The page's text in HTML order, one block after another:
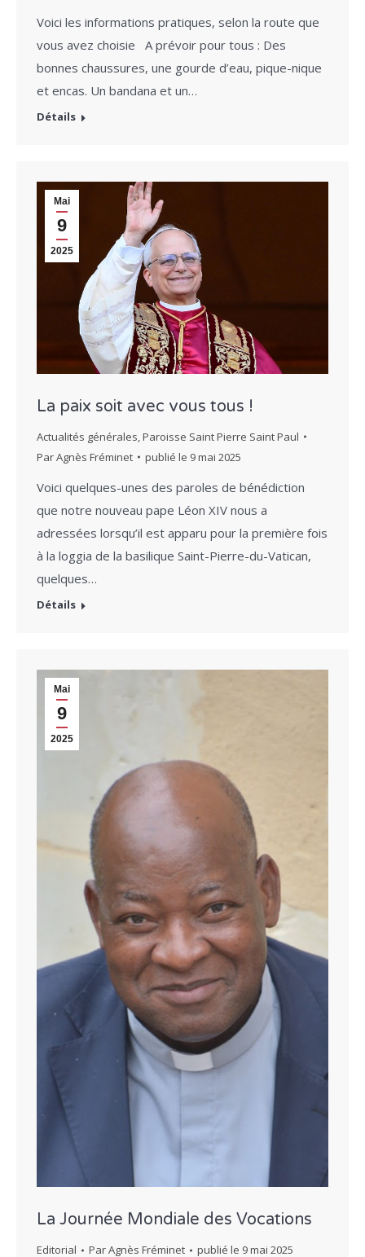
Voici les informations pratiques, selon la route que
vous avez choisie A prévoir pour tous : Des
bonnes chaussures, une gourde d’eau, pique-nique
et encas. Un bandana et un…
Détails
Mai
9
2025
La paix soit avec vous tous !
Actualités générales,Paroisse Saint Pierre Saint Paul
ParAgnès Fréminet publié le 9 mai 2025
Voici quelques-unes des paroles de bénédiction
que notre nouveau pape Léon XIV nous a
adressées lorsqu’il est apparu pour la première fois
à la loggia de la basilique Saint-Pierre-du-Vatican,
quelques…
Détails
Mai
9
2025
La Journée Mondiale des Vocations
Editorial ParAgnès Fréminet publié le 9 mai 2025